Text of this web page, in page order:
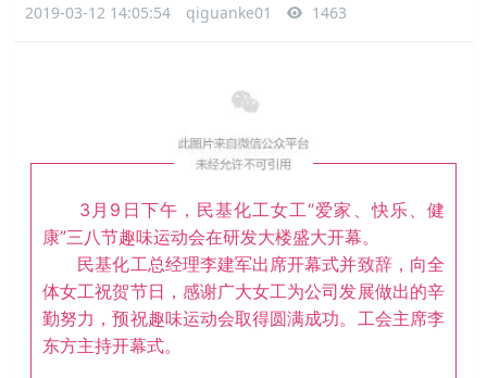
2019-03-12 14:05:54 qiguanke01 1463
3月9日下午，民基化工女工“爱家、快乐、健
康”三八节趣味运动会在研发大楼盛大开幕。
民基化工总经理李建军出席开幕式并致辞，向全
体女工祝贺节日，感谢广大女工为公司发展做出的辛
勤努力，预祝趣味运动会取得圆满成功。工会主席李
东方主持开幕式。